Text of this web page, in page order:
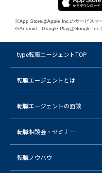
※App StoreはApple Inc.のサービスマ
※Android、Google PlayはGoogle Inc.
type転職エージェントTOP
転職エージェントとは
転職エージェントの面談
転職相談会・セミナー
転職ノウハウ